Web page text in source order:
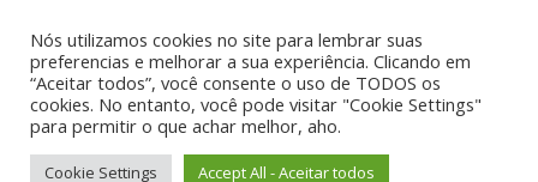
Desenvolvido: Moleculas4D - Engenharia Espacial e
Tecnologia [moleculas4d.com.br]
Nós utilizamos cookies no site para lembrar suas
preferencias e melhorar a sua experiência. Clicando em
“Aceitar todos”, você consente o uso de TODOS os
cookies. No entanto, você pode visitar "Cookie Settings"
para permitir o que achar melhor, aho.
Cookie Settings Accept All - Aceitar todos